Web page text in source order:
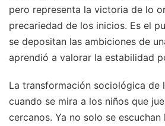
pero representa la victoria de lo
precariedad de los inicios. Es el
se depositan las ambiciones de
aprendió a valorar la estabilidad
La transformación sociológica de
cuando se mira a los niños que
cercanos. Ya no solo se